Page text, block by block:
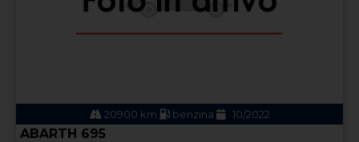
20900 km benzina 10/2022
ABARTH 695